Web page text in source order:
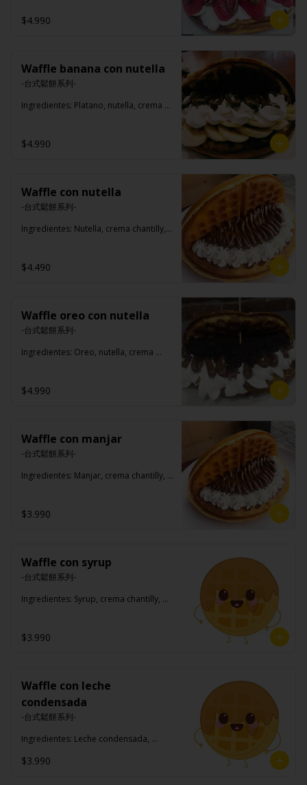
$4.990
Waffle banana con nutella
-台式鬆餅系列-
Ingredientes: Platano, nutella, crema
$4.990
Waffle con nutella
-台式鬆餅系列-
Ingredientes: Nutella, crema chantilly,
$4.490
Waffle oreo con nutella
-台式鬆餅系列-
Ingredientes: Oreo, nutella, crema
$4.990
Waffle con manjar
-台式鬆餅系列-
Ingredientes: Manjar, crema chantilly,
$3.990
Waffle con syrup
-台式鬆餅系列-
Ingredientes: Syrup, crema chantilly,
$3.990
Waffle con leche
condensada
-台式鬆餅系列-
Ingredientes: Leche condensada,
$3.990